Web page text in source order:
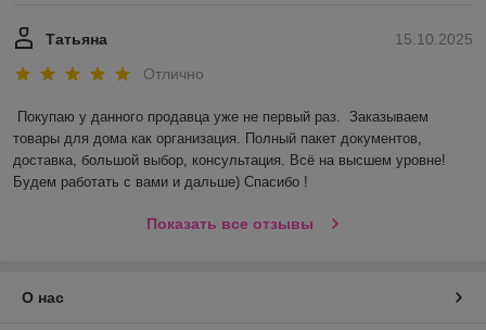
15.10.2025
Татьяна
Отлично
Покупаю у данного продавца уже не первый раз.  Заказываем
товары для дома как организация. Полный пакет документов,
доставка, большой выбор, консультация. Всё на высшем уровне!
Будем работать с вами и дальше) Спасибо !
Показать все отзывы
О нас